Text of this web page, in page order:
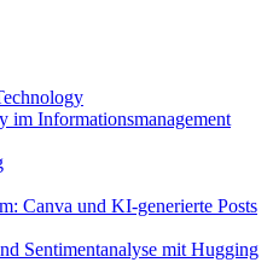
im Informationsmanagement
Canva und KI-generierte Posts
Sentimentanalyse mit Hugging